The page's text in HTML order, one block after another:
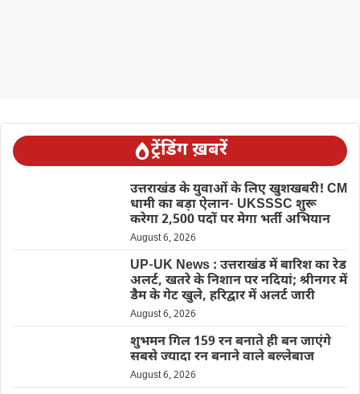
ट्रेंडिंग ख़बरें
उत्तराखंड के युवाओं के लिए खुशखबरी! CM
धामी का बड़ा ऐलान- UKSSSC शुरू
करेगा 2,500 पदों पर मेगा भर्ती अभियान
August 6, 2026
UP-UK News : उत्तराखंड में बारिश का रेड
अलर्ट, खतरे के निशान पर नदियां; श्रीनगर में
डैम के गेट खुले, हरिद्वार में अलर्ट जारी
August 6, 2026
शुभमन गिल 159 रन बनाते ही बन जाएंगे
सबसे ज्यादा रन बनाने वाले बल्लेबाज
August 6, 2026